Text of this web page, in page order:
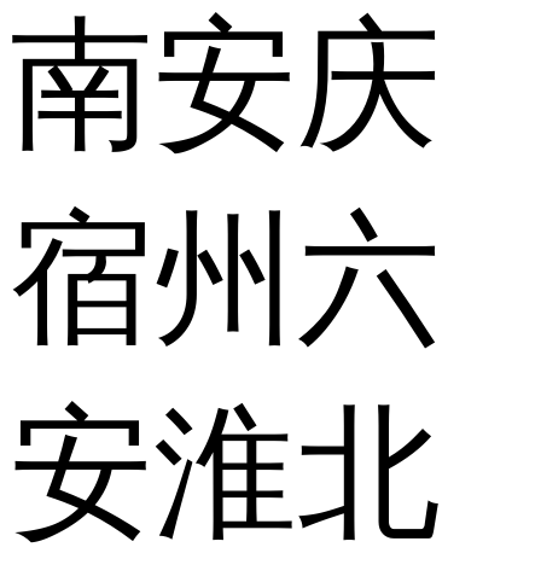
南安庆
宿州 六
安淮北